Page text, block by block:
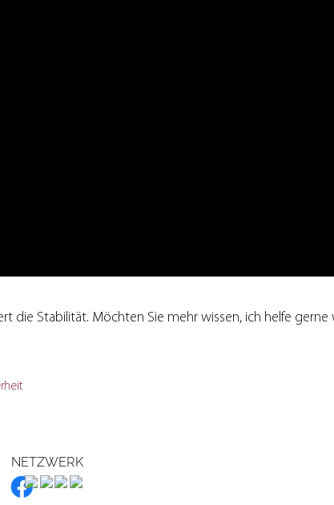
Stabilität. Möchten Sie mehr wissen, ich helfe gerne
NETZWERK